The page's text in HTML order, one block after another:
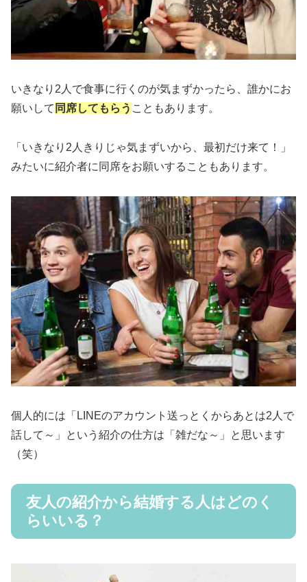
いきなり2人で食事に行くのが気まずかったら、誰かにお
願いして 同席してもらう こともあります。
「いきなり2人きりじゃ気まずいから、最初だけ来て！」
みたいに紹介者に同席をお願いすることもあります。
個人的には「LINEのアカウント送っとくからあとは2人で
話して～」という紹介の仕方は「雑だな～」と思います
（笑）
友人の紹介から結婚する人はどのく
らいいる？